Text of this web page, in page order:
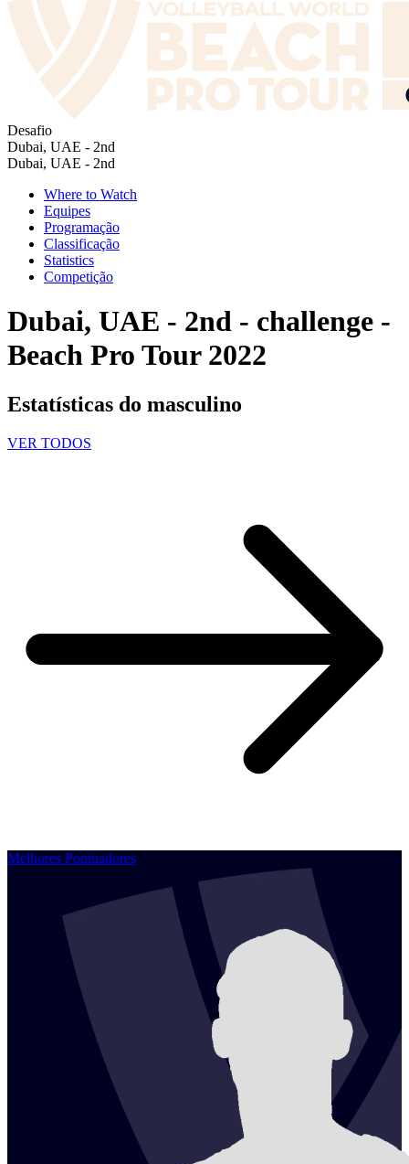
Desafio
Dubai, UAE - 2nd
Dubai, UAE - 2nd
Where to Watch
Equipes
Programação
Classificação
Statistics
Competição
Dubai, UAE - 2nd - challenge -
Beach Pro Tour 2022
Estatísticas do masculino
VER TODOS
Melhores Pontuadores